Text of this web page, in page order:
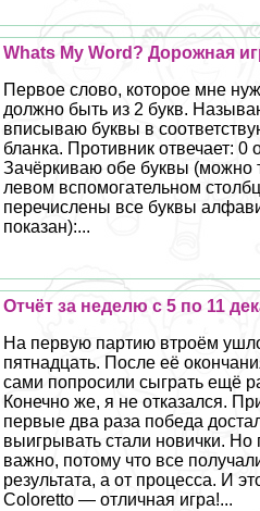
Whats My Word? Дорожная
Первое слово, которое мне
должно быть из 2 букв.
вписываю буквы в
бланка. Противник отвечает: 0
Зачёркиваю обе буквы (можно
левом вспомогательном
перечислены все буквы
показан):...
Отчёт за неделю с 5 по 11
На первую партию втроём
пятнадцать. После её
сами попросили сыграть ещё
Конечно же, я не отказался.
первые два раза победа
выигрывать стали новички. Но
важно, потому что все
результата, а от процесса. И
Coloretto — отличная игра!...